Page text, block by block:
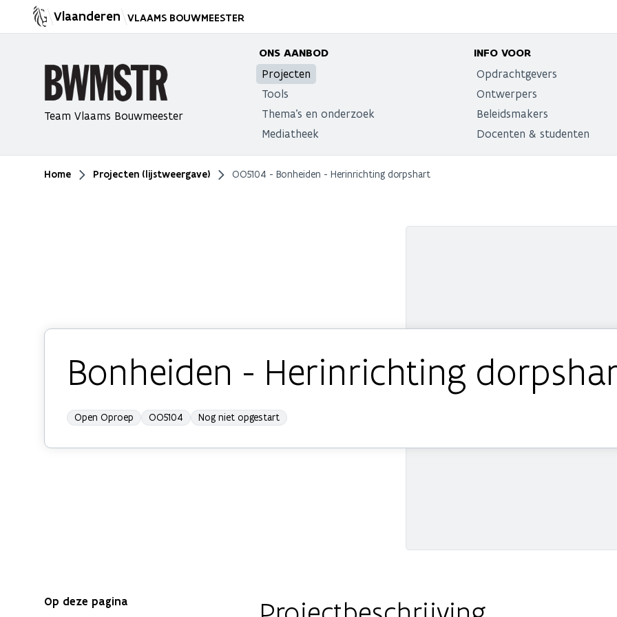
Vlaanderen VLAAMS BOUWMEESTER
Team Vlaams Bouwmeester
ONS AANBOD
Projecten
Tools
Thema's en onderzoek
Mediatheek
INFO VOOR
Opdrachtgevers
Ontwerpers
Beleidsmakers
Docenten & studenten
Je bent hier
Home Projecten (lijstweergave) OO5104 - Bonheiden - Herinrichting dorpshart
Bonheiden - Herinrichting
Open Oproep OO5104 Nog niet opgestart
Op deze pagina